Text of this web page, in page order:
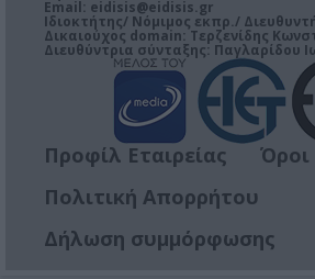
Email: eidisis@eidisis.gr
Ιδιοκτήτης/ Νόμιμος εκπρ./
Δικαιούχος domain: Τερζενίδης
Διευθύντρια σύνταξης: Παγλαρίδου
Προφίλ Εταιρείας
Όροι
Πολιτική Απορρήτου
Δήλωση συμμόρφωσης